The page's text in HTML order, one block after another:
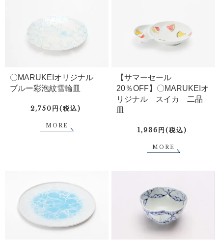
〇MARUKEIオリジナル
ブルー彩泡紋雪輪皿
2,750円(税込)
MORE
【サマーセール
20％OFF】〇MARUKEIオ
リジナル スイカ 二品
皿
1,936円(税込)
MORE